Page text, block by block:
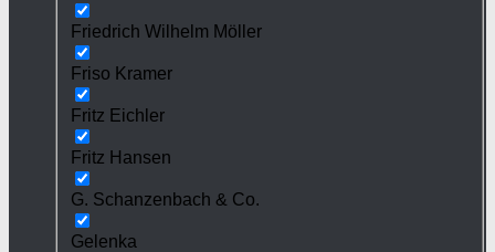
Friedrich Wilhelm Möller
Friso Kramer
Fritz Eichler
Fritz Hansen
G. Schanzenbach & Co.
Gelenka